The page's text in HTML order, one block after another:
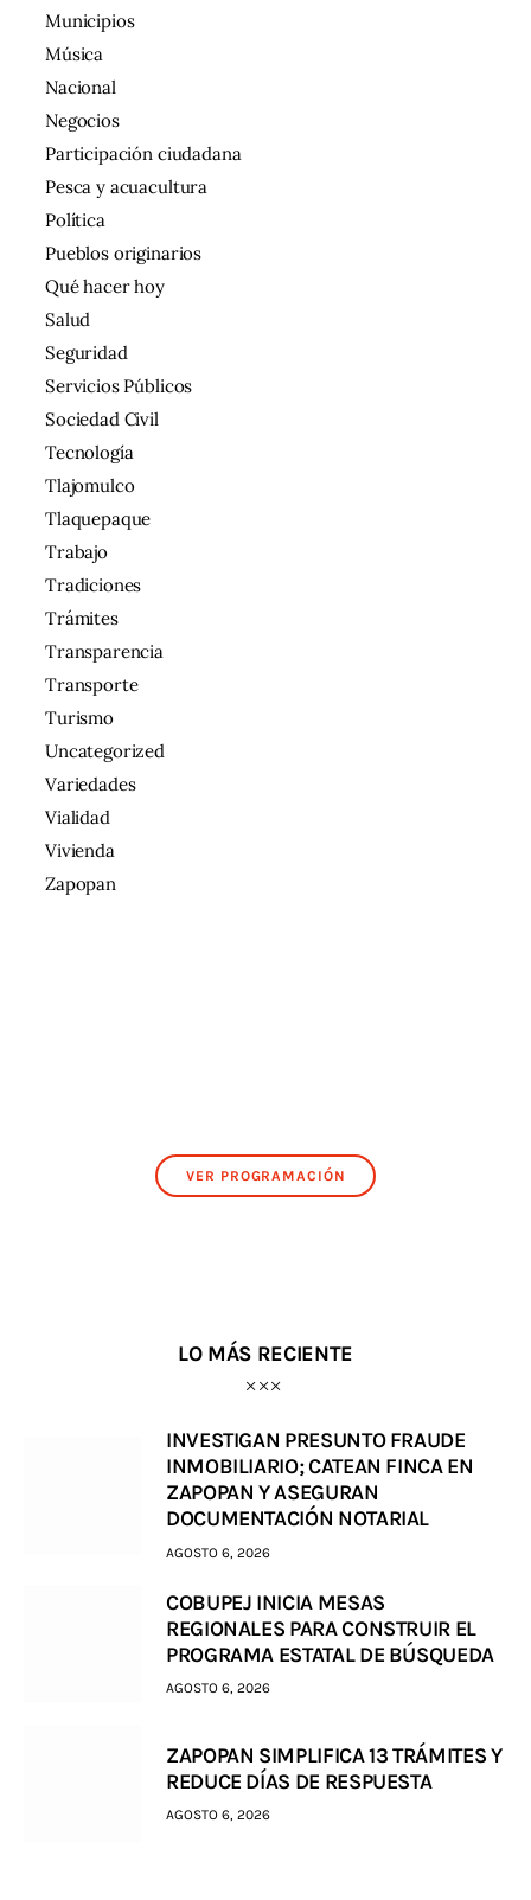
Municipios
Música
Nacional
Negocios
Participación ciudadana
Pesca y acuacultura
Política
Pueblos originarios
Qué hacer hoy
Salud
Seguridad
Servicios Públicos
Sociedad Civil
Tecnología
Tlajomulco
Tlaquepaque
Trabajo
Tradiciones
Trámites
Transparencia
Transporte
Turismo
Uncategorized
Variedades
Vialidad
Vivienda
Zapopan
VER PROGRAMACIÓN
LO MÁS RECIENTE
INVESTIGAN PRESUNTO FRAUDE
INMOBILIARIO; CATEAN FINCA EN
ZAPOPAN Y ASEGURAN
DOCUMENTACIÓN NOTARIAL
AGOSTO 6, 2026
COBUPEJ INICIA MESAS
REGIONALES PARA CONSTRUIR EL
PROGRAMA ESTATAL DE BÚSQUEDA
AGOSTO 6, 2026
ZAPOPAN SIMPLIFICA 13 TRÁMITES Y
REDUCE DÍAS DE RESPUESTA
AGOSTO 6, 2026